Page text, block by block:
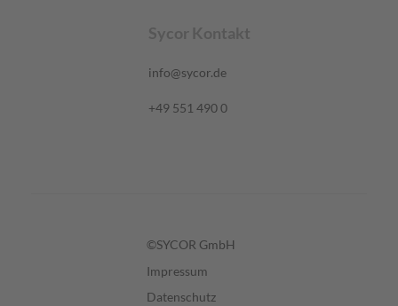
Sycor Kontakt
info@sycor.de
+49 551 490 0
©SYCOR GmbH
Impressum
Datenschutz